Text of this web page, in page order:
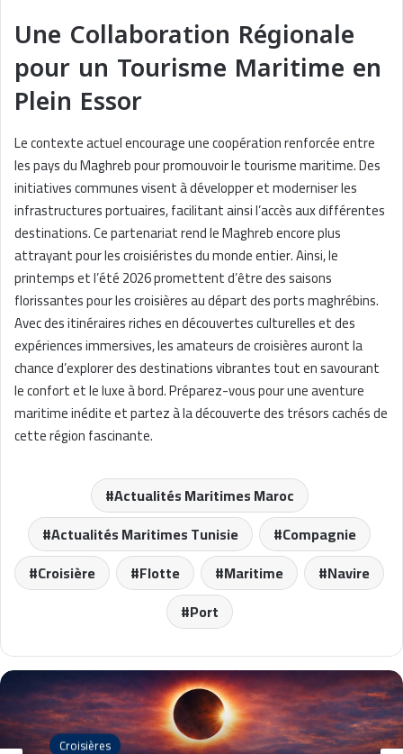
Une Collaboration Régionale
pour un Tourisme Maritime en
Plein Essor
Le contexte actuel encourage une coopération renforcée entre
les pays du Maghreb pour promouvoir le tourisme maritime. Des
initiatives communes visent à développer et moderniser les
infrastructures portuaires, facilitant ainsi l’accès aux différentes
destinations. Ce partenariat rend le Maghreb encore plus
attrayant pour les croisiéristes du monde entier. Ainsi, le
printemps et l’été 2026 promettent d’être des saisons
florissantes pour les croisières au départ des ports maghrébins.
Avec des itinéraires riches en découvertes culturelles et des
expériences immersives, les amateurs de croisières auront la
chance d’explorer des destinations vibrantes tout en savourant
le confort et le luxe à bord. Préparez-vous pour une aventure
maritime inédite et partez à la découverte des trésors cachés de
cette région fascinante.
Actualités Maritimes Maroc
Actualités Maritimes Tunisie
Compagnie
Croisière
Flotte Maritime
Navire
Port